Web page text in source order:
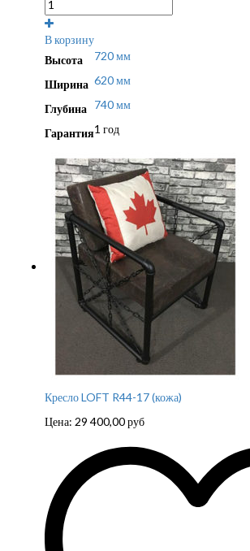
В корзину
Высота
720 мм
Ширина 620 мм
Глубина 740 мм
Гарантия1 год
Кресло LOFT R44-17 (кожа)
Цена: 29 400,00руб